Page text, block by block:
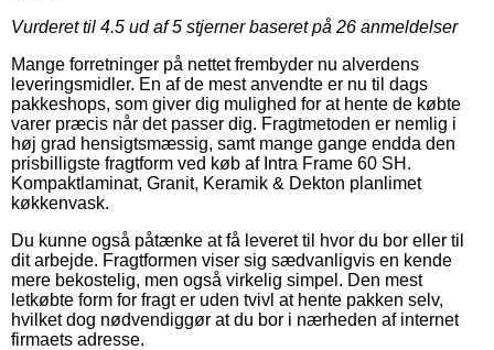
Vurderet til 4.5 ud af 5 stjerner baseret på 26 anmeldelser
Mange forretninger på nettet frembyder nu alverdens
leveringsmidler. En af de mest anvendte er nu til dags
pakkeshops, som giver dig mulighed for at hente de købte
varer præcis når det passer dig. Fragtmetoden er nemlig i
høj grad hensigtsmæssig, samt mange gange endda den
prisbilligste fragtform ved køb af Intra Frame 60 SH.
Kompaktlaminat, Granit, Keramik & Dekton planlimet
køkkenvask.
Du kunne også påtænke at få leveret til hvor du bor eller til
dit arbejde. Fragtformen viser sig sædvanligvis en kende
mere bekostelig, men også virkelig simpel. Den mest
letkøbte form for fragt er uden tvivl at hente pakken selv,
hvilket dog nødvendiggør at du bor i nærheden af internet
firmaets adresse.